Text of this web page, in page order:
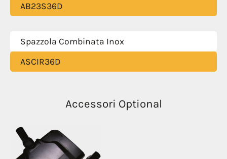
AB23S36D
Spazzola Combinata Inox
ASCIR36D
Accessori Optional